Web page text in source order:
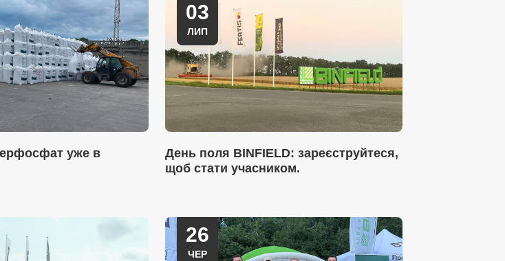
уже в
03
ЛИП
День поля BINFIELD: зареєструйтеся,
щоб стати учасником.
26
ЧЕР